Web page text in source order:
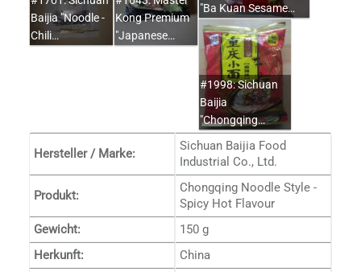
Baijia "Noodle -
Chili…
Kong Premium
"Japanese…
"Ba Kuan Sesame…
#1998: Sichuan
Baijia
"Chongqing…
Hersteller / Marke:
Sichuan Baijia Food
Industrial Co., Ltd.
Produkt:
Chongqing Noodle Style -
Spicy Hot Flavour
Gewicht:
150 g
Herkunft:
China